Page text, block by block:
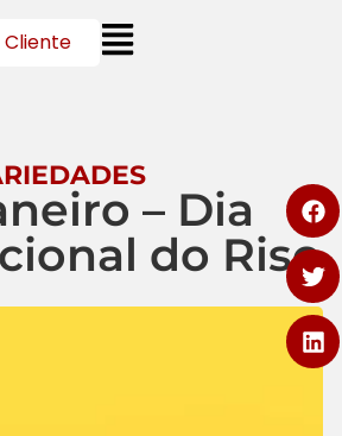
Cliente
– Dia
do Riso